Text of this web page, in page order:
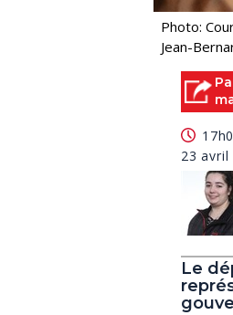
Photo:
Jean-
23 avril
Le